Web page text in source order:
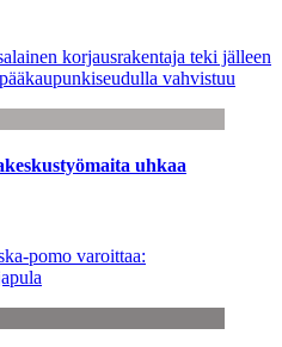
korjausrakentaja teki jälleen
vahvistuu
uhkaa
pomo varoittaa: